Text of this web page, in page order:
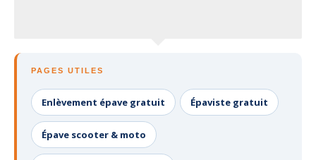
PAGES UTILES
Enlèvement épave gratuit Épaviste gratuit
Épave scooter & moto